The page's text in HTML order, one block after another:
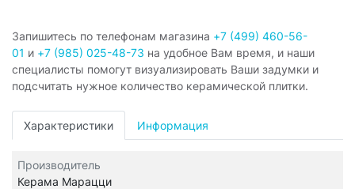
Запишитесь по телефонам магазина +7 (499) 460-56-
01 и +7 (985) 025-48-73 на удобное Вам время, и наши
специалисты помогут визуализировать Ваши задумки и
подсчитать нужное количество керамической плитки.
Характеристики Информация
Производитель
Керама Марацци